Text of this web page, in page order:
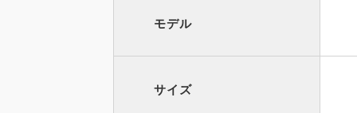
モデル
サイズ